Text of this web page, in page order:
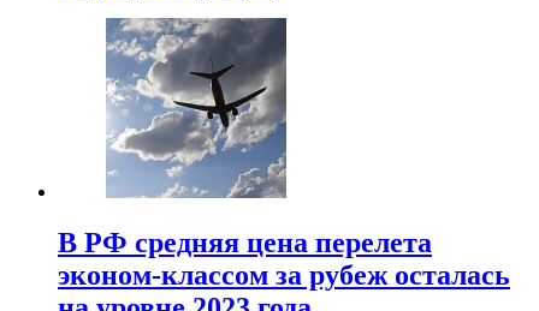
В РФ средняя цена перелета
эконом-классом за рубеж осталась